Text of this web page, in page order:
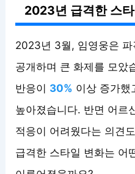
2023년 급격한 스
2023년 3월, 임영웅은
공개하며 큰 화제를 모았
반응이 30% 이상 증가했
높아졌습니다. 반면 어르
적응이 어려웠다는 의견
급격한 스타일 변화는 어